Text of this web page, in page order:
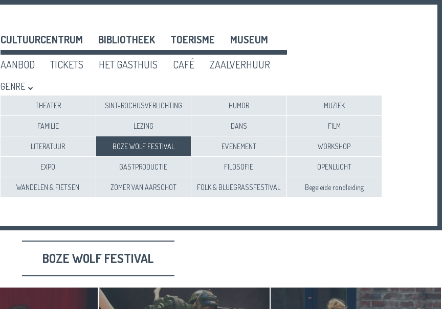
CULTUURCENTRUM BIBLIOTHEEK TOERISME
MUSEUM
AANBOD
TICKETS HET GASTHUIS CAFÉ ZAALVERHUUR
GENRE
THEATER SINT-ROCHUSVERLICHTING HUMOR MUZIEK
FAMILIE LEZING DANS FILM
LITERATUUR BOZE WOLF FESTIVAL EVENEMENT WORKSHOP
EXPO GASTPRODUCTIE FILOSOFIE OPENLUCHT
WANDELEN & FIETSEN ZOMER VAN AARSCHOT FOLK & BLUEGRASSFESTIVAL Begeleide rondleiding
BOZE WOLF FESTIVAL